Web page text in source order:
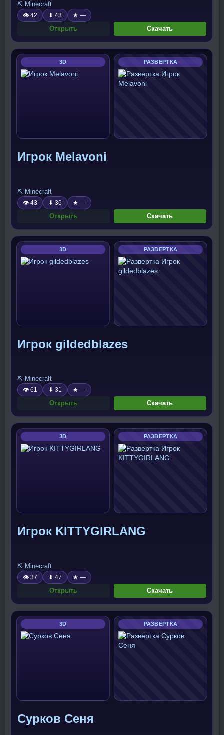
⛏️ Minecraft
👁 42 ⬇ 43 ★ —
Открыть Скачать
3D РАЗВЕРТКА
Игрок Melavoni
⛏️ Minecraft
👁 43 ⬇ 36 ★ —
Открыть Скачать
3D РАЗВЕРТКА
Игрок gildedblazes
⛏️ Minecraft
👁 61 ⬇ 31 ★ —
Открыть Скачать
3D РАЗВЕРТКА
Игрок KITTYGIRLANG
⛏️ Minecraft
👁 37 ⬇ 47 ★ —
Открыть Скачать
3D РАЗВЕРТКА
Сурков Сеня